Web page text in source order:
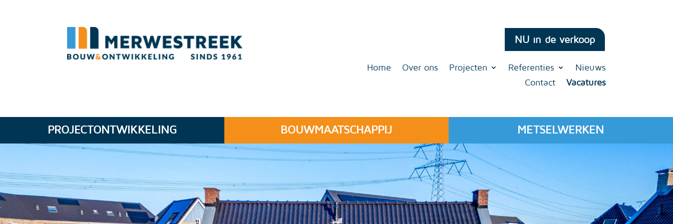
NU in de verkoop
Home Over ons Projecten Referenties
Nieuws
Contact
Vacatures
PROJECTONTWIKKELING BOUWMAATSCHAPPIJ METSELWERKEN